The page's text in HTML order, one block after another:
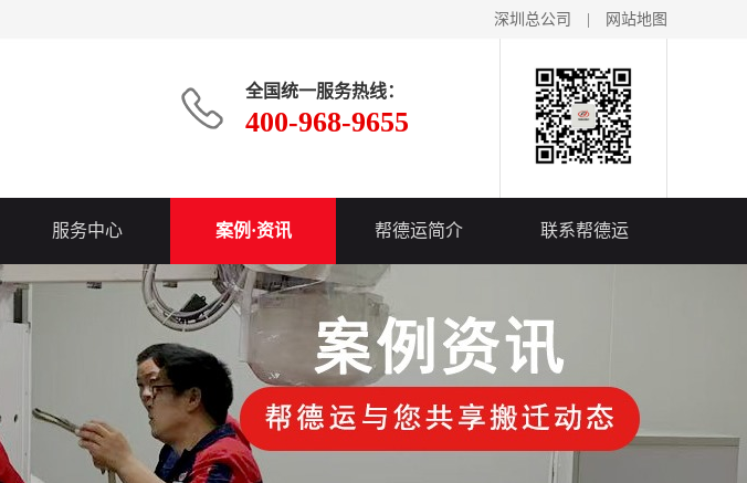
深圳总公司 网站地图
全国统一服务热线：
400-968-9655
服务中心 案例·资讯 帮德运简介 联系帮德运